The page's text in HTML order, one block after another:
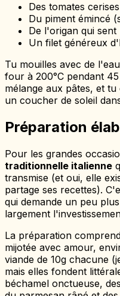
Des tomates
Du piment émincé
De l'origan qui
Un filet généreux
Tu mouilles avec de
four à 200°C pendant
mélange aux pâtes, et
un coucher de soleil
Préparation
Pour les grandes
traditionnelle italienne
transmise (et oui, elle
partage ses recettes).
qui demande un peu
largement
La préparation
mijotée avec amour,
viande de 10g chacune
mais elles fondent
béchamel onctueuse,